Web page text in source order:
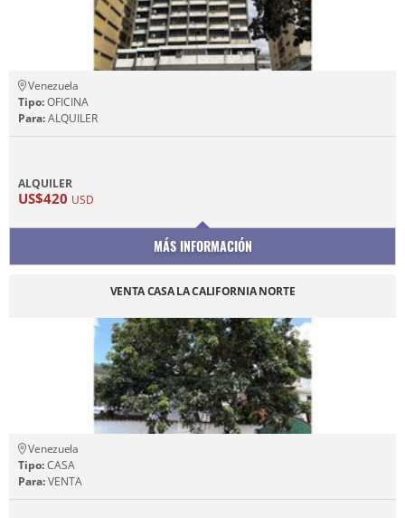
Venezuela
Tipo:OFICINA
Para:ALQUILER
ALQUILER
US$420 USD
MÁS INFORMACIÓN
VENTA CASA LA CALIFORNIA NORTE
Venezuela
Tipo:CASA
Para:VENTA